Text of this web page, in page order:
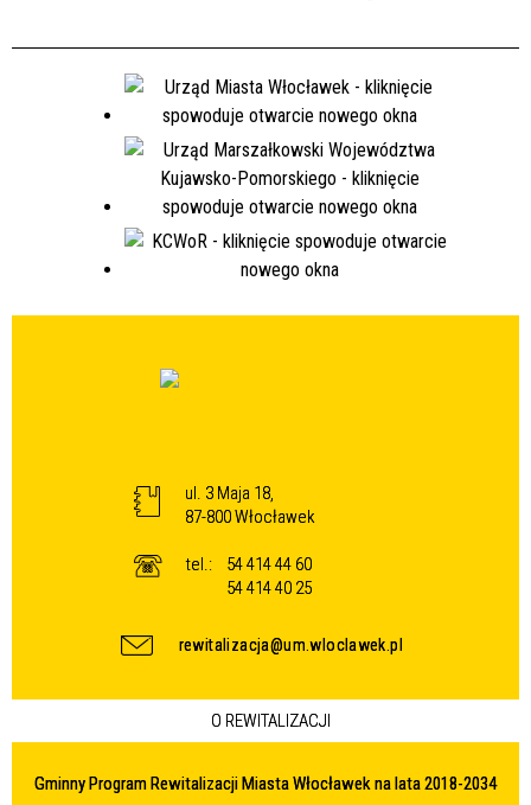
ul. 3 Maja 18,
87-800 Włocławek
tel.:
54 414 44 60
54 414 40 25
rewitalizacja@um.wloclawek.pl
O REWITALIZACJI
Gminny Program Rewitalizacji Miasta Włocławek na lata 2018-2034